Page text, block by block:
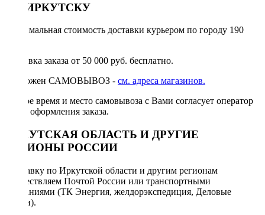
ПО ИРКУТСКУ
Минимальная стоимость доставки курьером по городу 190
Доставка заказа от 50 000 руб. бесплатно.
Возможен САМОВЫВОЗ - см. адреса магазинов.
Точное время и место самовывоза с Вами согласует оператор
после оформления заказа.
ИРКУТСКАЯ ОБЛАСТЬ И ДРУГИЕ
РЕГИОНЫ РОССИИ
Отправку по Иркутской области и другим регионам
осуществляем Почтой России или транспортными
компаниями (ТК Энергия, желдорэкспедиция, Деловые
линии).